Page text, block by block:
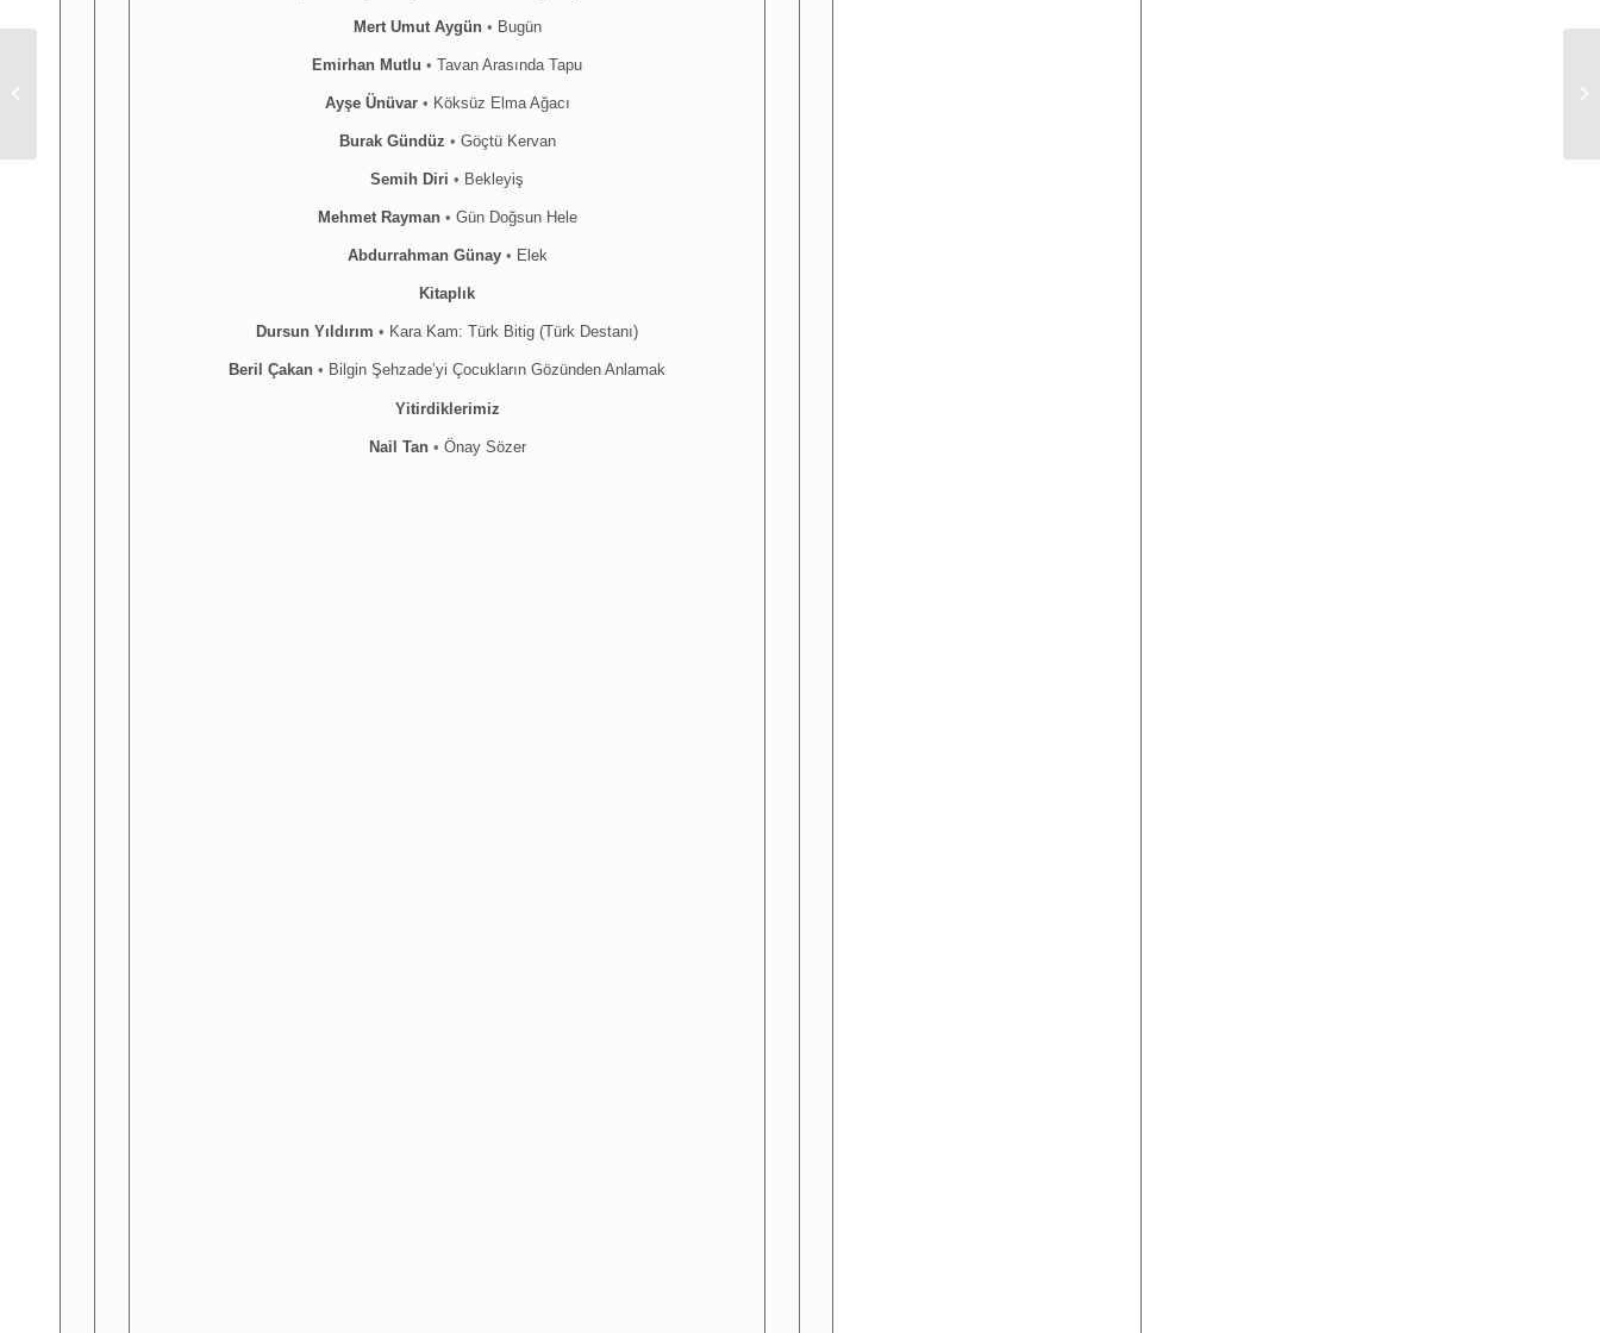
Mert Umut Aygün• Bugün
Emirhan Mutlu • Tavan Arasında Tapu
Ayşe Ünüvar• Köksüz Elma Ağacı
Burak Gündüz • Göçtü Kervan
Semih Diri • Bekleyiş
Mehmet Rayman• Gün Doğsun Hele
Abdurrahman Günay• Elek
Kitaplık
Dursun Yıldırım • Kara Kam: Türk Bitig (Türk Destanı)
Beril Çakan • Bilgin Şehzade’yi Çocukların Gözünden Anlamak
Yitirdiklerimiz
Nail Tan• Önay Sözer